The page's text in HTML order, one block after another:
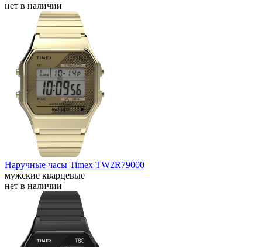
нет в наличии
Наручные часы Timex TW2R79000
мужские кварцевые
нет в наличии